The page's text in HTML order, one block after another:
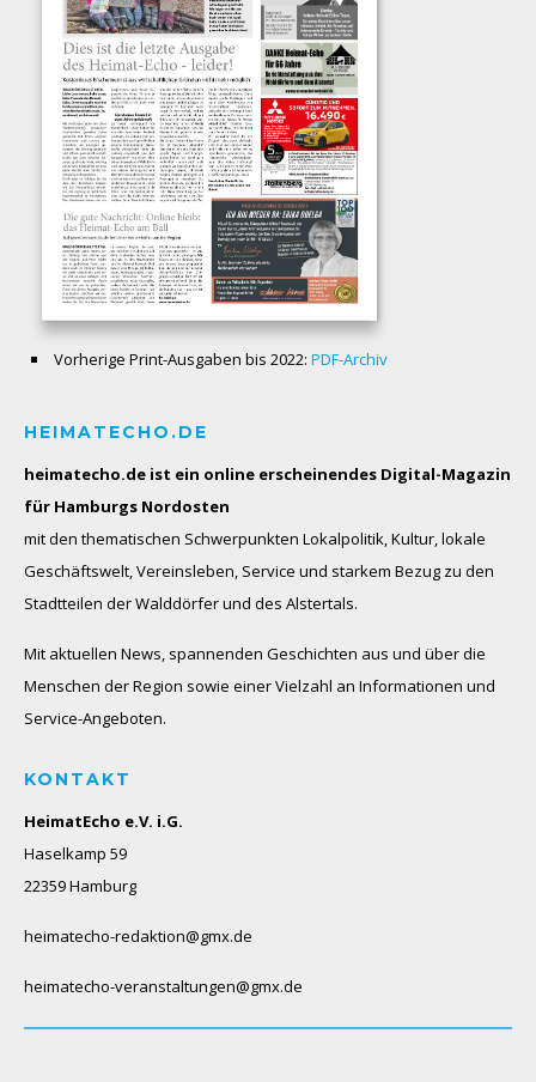
Vorherige Print-Ausgaben bis 2022: PDF-Archiv
HEIMATECHO.DE
heimatecho.de ist ein online erscheinendes Digital-Magazin
für Hamburgs Nordosten
mit den thematischen Schwerpunkten Lokalpolitik, Kultur, lokale
Geschäftswelt, Vereinsleben, Service und starkem Bezug zu den
Stadtteilen der Walddörfer und des Alstertals.
Mit aktuellen News, spannenden Geschichten aus und über die
Menschen der Region sowie einer Vielzahl an Informationen und
Service-Angeboten.
KONTAKT
HeimatEcho e.V. i.G.
Haselkamp 59
22359 Hamburg
heimatecho-redaktion@gmx.de
heimatecho-veranstaltungen@gmx.de